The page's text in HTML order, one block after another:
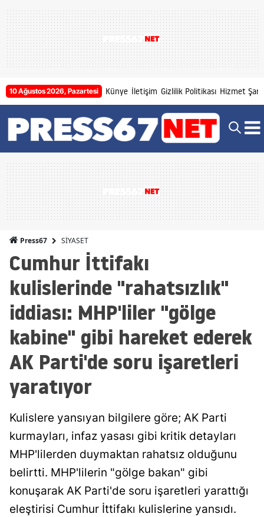
10 Ağustos 2026, Pazartesi Künye İletişim Gizlilik Politikası Hizmet
Press67 SİYASET
Cumhur İttifakı
kulislerinde "rahatsızlık"
iddiası: MHP'liler "gölge
kabine" gibi hareket ederek
AK Parti'de soru işaretleri
yaratıyor
Kulislere yansıyan bilgilere göre; AK Parti
kurmayları, infaz yasası gibi kritik detayları
MHP'lilerden duymaktan rahatsız olduğunu
belirtti. MHP'lilerin "gölge bakan" gibi
konuşarak AK Parti'de soru işaretleri yarattığı
eleştirisi Cumhur İttifakı kulislerine yansıdı.